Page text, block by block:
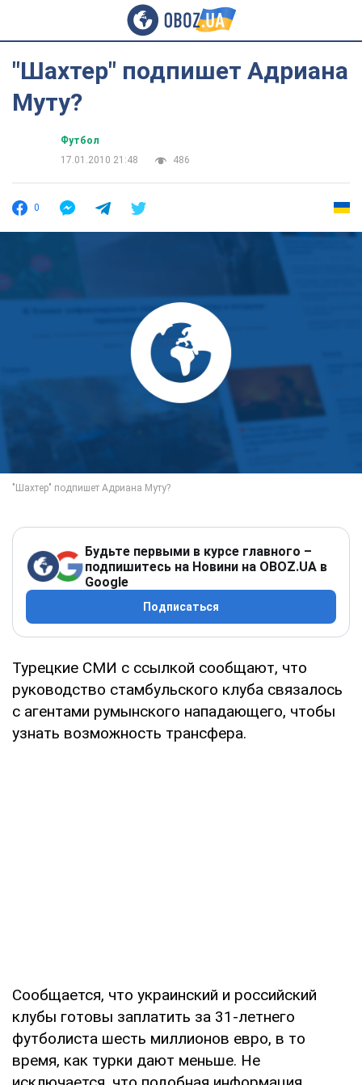
"Шахтер" подпишет Адриана
Муту?
Футбол
17.01.2010 21:48
486
0
Будьте первыми в курсе главного –
подпишитесь на Новини на OBOZ.UA в
Google
Подписаться
Турецкие СМИ с ссылкой сообщают, что
руководство стамбульского клуба связалось
с агентами румынского нападающего, чтобы
узнать возможность трансфера.
Сообщается, что украинский и российский
клубы готовы заплатить за 31-летнего
футболиста шесть миллионов евро, в то
время, как турки дают меньше. Не